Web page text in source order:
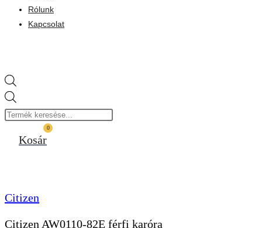
Rólunk
Kapcsolat
search
0
Kosár
Citizen
Citizen AW0110-82E férfi karóra